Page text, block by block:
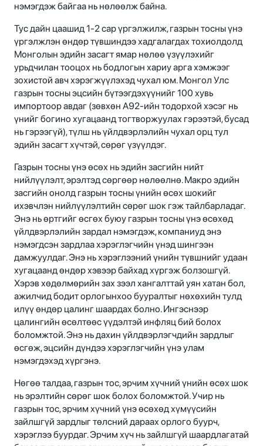
нэмэгдэж байгаа нь нөлөөлж байна.
Тус дайн цаашид 1-2 сар үргэлжилж, газрын тосны үнэ
үргэлжлэн өндөр түвшиндээ хадгалагдах тохиолдолд
Монголын эдийн засагт ямар нөлөө үзүүлэхийг
урьдчилан тооцох нь бодлогын хариу арга хэмжээг
зохистой авч хэрэгжүүлэхэд чухал юм. Монгол Улс
газрын тосны эцсийн бүтээгдэхүүнийг 100 хувь
импортоор авдаг (зөвхөн A92-ийн тодорхой хэсэг нь
үнийг богино хугацаанд тогтворжуулах гэрээтэй, бусад
нь гэрээгүй), түлш нь үйлдвэрлэлийн чухал орц тул
эдийн засагт хүчтэй, сөрөг үзүүлдэг.
Газрын тосны үнэ өсөх нь эдийн засгийн нийт
нийлүүлэлт, эрэлтэд сөргөөр нөлөөлнө. Макро эдийн
засгийн онолд газрын тосны үнийн өсөх шокийг
ихэвчлэн нийлүүлэлтийн сөрөг шок гэж тайлбарладаг.
Энэ нь өртгийг өсгөх буюу газрын тосны үнэ өсөхөд
үйлдвэрлэлийн зардал нэмэгдэж, компаниуд энэ
нэмэгдсэн зардлаа хэрэглэгчийн үнэд шингээн
дамжуулдаг. Энэ нь хэрэглээний үнийн түвшнийг удаан
хугацаанд өндөр хэвээр байхад хүргэж болзошгүй.
Хэрэв хөдөлмөрийн зах зээл хангалттай уян хатан бол,
ажилчид бодит орлогынхоо бууралтыг нөхөхийн тулд
илүү өндөр цалинг шаардах болно. Ингэснээр
цалингийн өсөлтөөс үүдэлтэй инфляц бий болох
боломжтой. Энэ нь дахин үйлдвэрлэгчдийн зардлыг
өсгөж, эцсийн дүндээ хэрэглэгчийн үнэ улам
нэмэгдэхэд хүргэнэ.
Нөгөө талдаа, газрын тос, эрчим хүчний үнийн өсөх шок
нь эрэлтийн сөрөг шок болох боломжтой. Учир нь
газрын тос, эрчим хүчний үнэ өсөхөд хүмүүсийн
зайлшгүй зардлыг төлсний дараах орлого буурч,
хэрэглээ буурдаг. Эрчим хүч нь зайлшгүй шаардлагатай